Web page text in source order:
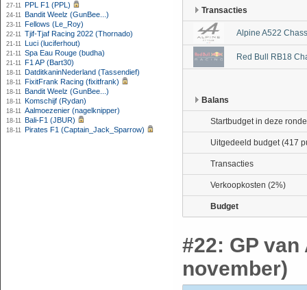
27-11 PPL F1 (PPL)
24-11 Bandit Weelz (GunBee...)
23-11 Fellows (Le_Roy)
22-11 Tjif-Tjaf Racing 2022 (Thornado)
21-11 Luci (luciferhout)
21-11 Spa Eau Rouge (budha)
21-11 F1 AP (Bart30)
18-11 DatditkaninNederland (Tassendief)
18-11 FixitFrank Racing (fixitfrank)
18-11 Bandit Weelz (GunBee...)
18-11 Komschijf (Rydan)
18-11 Aalmoezenier (nagelknipper)
18-11 Bali-F1 (JBUR)
18-11 Pirates F1 (Captain_Jack_Sparrow)
Transacties
Alpine A522
Red Bull RB18
Balans
Startbudget in deze ronde
Uitgedeeld budget (417
Transacties
Verkoopkosten (2%)
Budget
#22: GP
november)